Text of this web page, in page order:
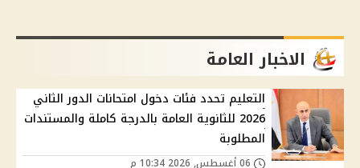
الاخبار العامة
التعليم تحدد فئات دخول امتحانات الدور الثاني
2026 للثانوية العامة بالدرجة كاملة والمستندات
المطلوبة